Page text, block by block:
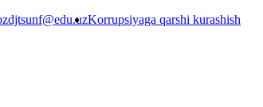
Korrupsiyaga qarshi kurashish